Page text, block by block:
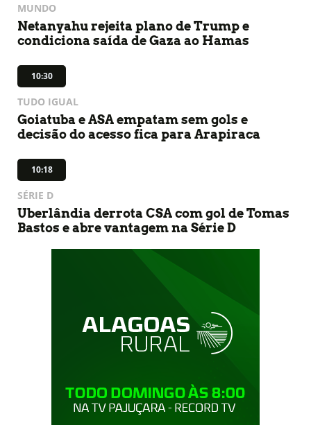
MUNDO
Netanyahu rejeita plano de Trump e
condiciona saída de Gaza ao Hamas
10:30
TUDO IGUAL
Goiatuba e ASA empatam sem gols e
decisão do acesso fica para Arapiraca
10:18
SÉRIE D
Uberlândia derrota CSA com gol de Tomas
Bastos e abre vantagem na Série D